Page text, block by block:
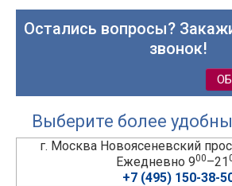
Остались вопросы?
звонок!
Выберите более
г. Москва Новоясеневский
Ежедневно 900–21
+7 (495) 150-38-